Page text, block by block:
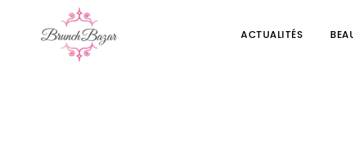
ACTUALITÉS